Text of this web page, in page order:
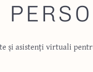
și asistenți virtuali